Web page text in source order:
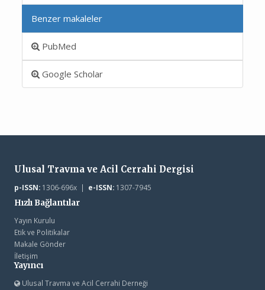
Benzer makaleler
PubMed
Google Scholar
Ulusal Travma ve Acil Cerrahi Dergisi
p-ISSN:1306-696x | e-ISSN:1307-7945
Hızlı Bağlantılar
Yayın Kurulu
Etik ve Politikalar
Makale Gönder
İletişim
Yayıncı
Ulusal Travma ve Acil Cerrahi Derneği